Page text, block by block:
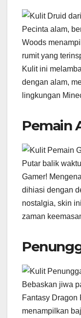
Pecinta alam,
Woods
rumit yang
Kulit ini
dengan alam,
lingkungan
Pemain
Putar balik
Gamer!
dihiasi dengan
nostalgia, skin
zaman
Bebaskan jiwa
Fantasy Dragon
menampilkan